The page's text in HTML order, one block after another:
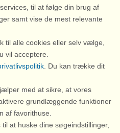
Forbeholdtil at følge din brug af
samt vise de mest relevante
til alle cookies eller selv vælge,
vil acceptere.
. Du kan trække dit
med at sikre, at vores
grundlæggende funktioner
af favorithuse.
at huske dine søgeindstillinger,